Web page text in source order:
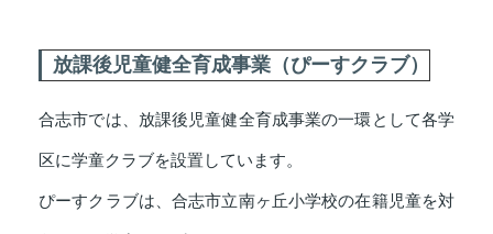
放課後児童健全育成事業（ぴーすクラブ）
合志市では、放課後児童健全育成事業の一環として各学
区に学童クラブを設置しています。
ぴーすクラブは、合志市立南ヶ丘小学校の在籍児童を対